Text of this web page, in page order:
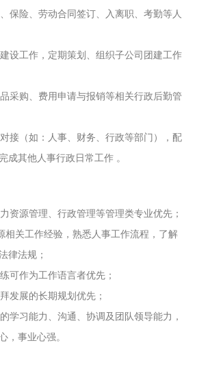
保险、劳动合同签订、入离职、考勤等人
设工作，定期策划、组织子公司团建工作
采购、费用申请与报销等相关行政后勤管
接（如：人事、财务、行政等部门），配
成其他人事行政日常工作 。
资源管理、行政管理等管理类专业优先；
相关工作经验，熟悉人事工作流程，了解
律法规；
可作为工作语言者优先；
发展的长期规划优先；
学习能力、沟通、协调及团队领导能力，
，事业心强。